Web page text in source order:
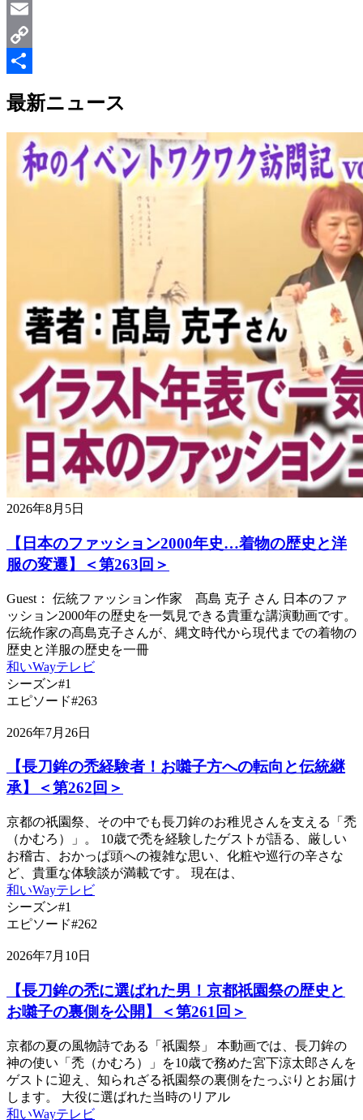
最新ニュース
2026年8月5日
【日本のファッション2000年史…着物の歴史と洋
服の変遷】＜第263回＞
Guest： 伝統ファッション作家 髙島 克子 さん 日本のファ
ッション2000年の歴史を一気見できる貴重な講演動画です。
伝統作家の髙島克子さんが、縄文時代から現代までの着物の
歴史と洋服の歴史を一冊
和いWayテレビ
シーズン#1
エピソード#263
2026年7月26日
【長刀鉾の禿経験者！お囃子方への転向と伝統継
承】＜第262回＞
京都の祇園祭、その中でも長刀鉾のお稚児さんを支える「禿
（かむろ）」。 10歳で禿を経験したゲストが語る、厳しい
お稽古、おかっぱ頭への複雑な思い、化粧や巡行の辛さな
ど、貴重な体験談が満載です。 現在は、
和いWayテレビ
シーズン#1
エピソード#262
2026年7月10日
【長刀鉾の禿に選ばれた男！京都祇園祭の歴史と
お囃子の裏側を公開】＜第261回＞
京都の夏の風物詩である「祇園祭」 本動画では、長刀鉾の
神の使い「禿（かむろ）」を10歳で務めた宮下涼太郎さんを
ゲストに迎え、知られざる祇園祭の裏側をたっぷりとお届け
します。 大役に選ばれた当時のリアル
和いWayテレビ